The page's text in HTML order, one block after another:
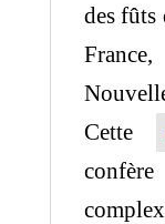
des fûts
Cette